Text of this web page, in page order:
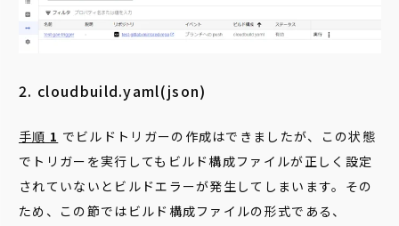
2. cloudbuild.yaml(json)
手順 1 でビルドトリガーの作成はできましたが、この状態
でトリガーを実行してもビルド構成ファイルが正しく設定
されていないとビルドエラーが発生してしまいます。その
ため、この節ではビルド構成ファイルの形式である、